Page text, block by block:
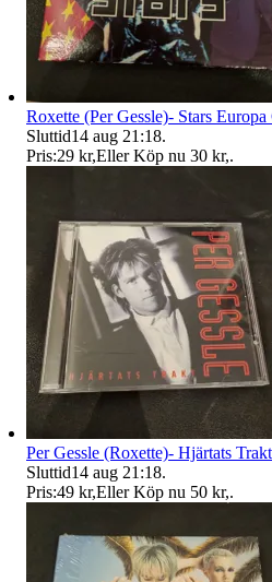
Roxette (Per Gessle)- Stars
Sluttid14 aug 21:18.
Pris:29 kr,Eller Köp nu 30 kr,.
Per Gessle (Roxette)- Hjärtats
Sluttid14 aug 21:18.
Pris:49 kr,Eller Köp nu 50 kr,.